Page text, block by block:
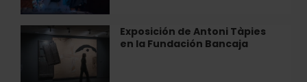
de
en
los
teatros
Exposición de Antoni Tàpies
en la Fundación Bancaja
Exposición